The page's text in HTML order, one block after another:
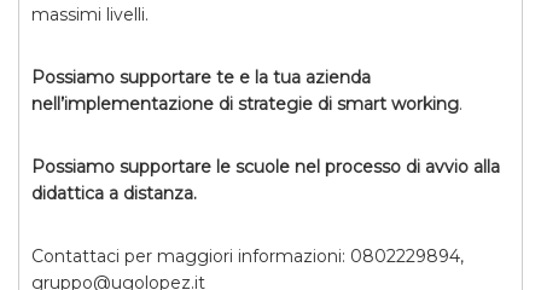
massimi livelli.
Possiamo supportare te e la tua azienda
nell’implementazione di strategie di smart working.
Possiamo supportare le scuole nel processo di avvio alla
didattica a distanza.
Contattaci per maggiori informazioni: 0802229894,
gruppo@ugolopez.it